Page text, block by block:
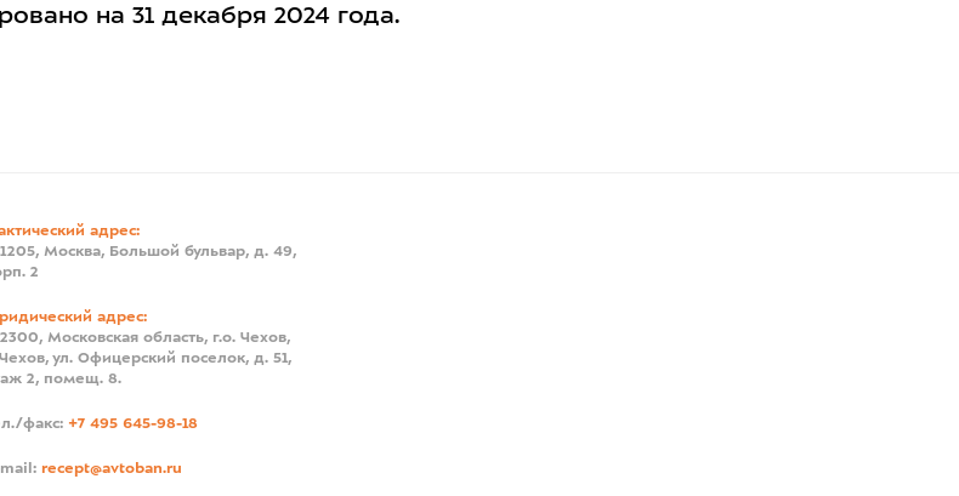
на 31 декабря 2024 года.
адрес:
Москва, Большой бульвар, д. 49,
2
адрес:
Московская область, г.о. Чехов,
Чехов, ул. Офицерский поселок, д. 51,
2, помещ. 8.
факс: +7 495 645-98-18
recept@avtoban.ru